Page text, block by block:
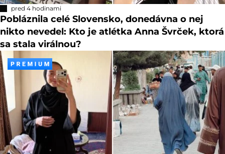
pred 4 hodinami
Pobláznila celé Slovensko, donedávna o nej
nikto nevedel: Kto je atlétka Anna Švrček, ktorá
sa stala virálnou?